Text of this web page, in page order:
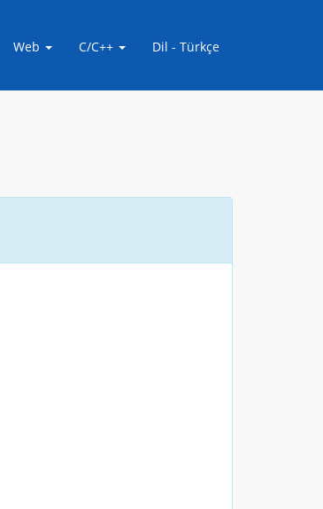
Web C/C++ Dil - Türkçe